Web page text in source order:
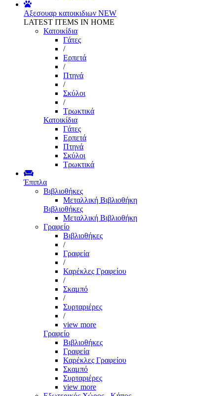
Αξεσουαρ κατοικιδιων NEW
LATEST ITEMS IN HOME
Κατοικίδια
Γάτες
/
Ερπετά
/
Πτηνά
/
Σκύλοι
/
Τρωκτικά
Κατοικίδια
Γάτες
Ερπετά
Πτηνά
Σκύλοι
Τρωκτικά
Έπιπλα
Βιβλιοθήκες
Μεταλλική Βιβλιοθήκη
Βιβλιοθήκες
Μεταλλική Βιβλιοθήκη
Γραφείο
Βιβλιοθήκες
/
Γραφεία
/
Καρέκλες Γραφείου
/
Σκαμπό
/
Συρταριέρες
/
view more
Γραφείο
Βιβλιοθήκες
Γραφεία
Καρέκλες Γραφείου
Σκαμπό
Συρταριέρες
view more